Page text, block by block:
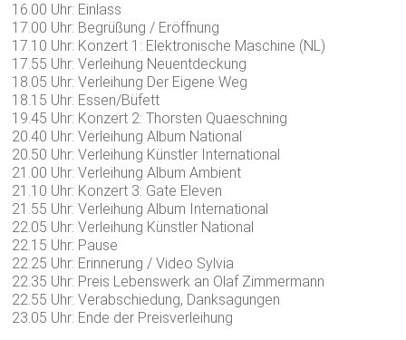
16.00 Uhr: Einlass
17.00 Uhr: Begrüßung / Eröffnung
17.10 Uhr: Konzert 1: Elektronische Maschine (NL)
17.55 Uhr: Verleihung Neuentdeckung
18.05 Uhr: Verleihung Der Eigene Weg
18.15 Uhr: Essen/Büfett
19.45 Uhr: Konzert 2: Thorsten Quaeschning
20.40 Uhr: Verleihung Album National
20.50 Uhr: Verleihung Künstler International
21.00 Uhr: Verleihung Album Ambient
21.10 Uhr: Konzert 3: Gate Eleven
21.55 Uhr: Verleihung Album International
22.05 Uhr: Verleihung Künstler National
22.15 Uhr: Pause
22.25 Uhr: Erinnerung / Video Sylvia
22.35 Uhr: Preis Lebenswerk an Olaf Zimmermann
22.55 Uhr: Verabschiedung, Danksagungen
23.05 Uhr: Ende der Preisverleihung